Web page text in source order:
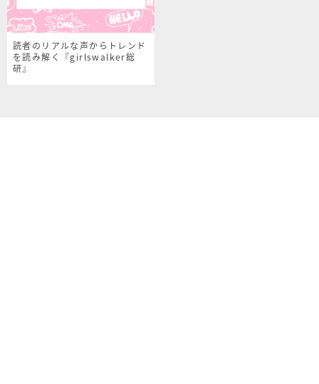
読者のリアルな声からトレンド
を読み解く『girlswalker総
研』